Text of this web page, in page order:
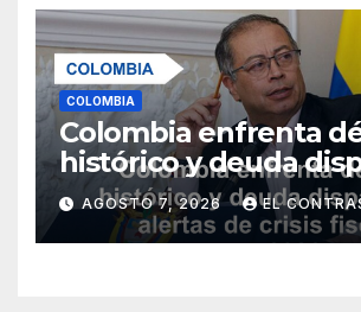
COLOMBIA
Colombia enfrenta
histórico y deuda
alertas de crisis fiscal
2026
AGOSTO 7, 2026 EL